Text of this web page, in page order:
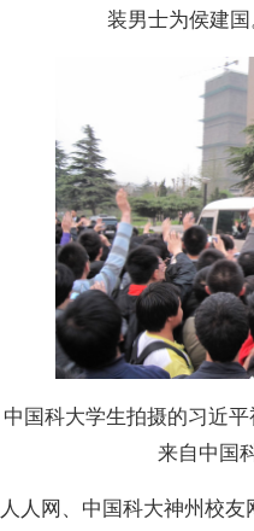
装男士为侯建国
中国科大学生拍摄的习近
来自中国
人人网、中国科大神州校